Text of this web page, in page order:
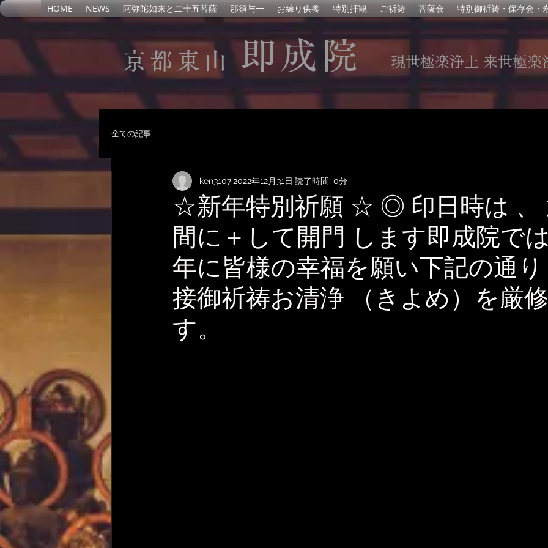
HOME NEWS 阿弥陀如来と二十五菩薩 那須与一 お練り供養 特別拝観 ご祈祷 菩薩会 特別御祈祷・保存会・
京都東山 即成院 現世極楽浄土 来世極
全ての記事
☆新年特別祈願 ☆ ◎ 印日時は 、
間に＋して開門 します即成院で
年に皆様の幸福を願い下記の通
接御祈祷お清浄 （きよめ）を厳
す。
ken31072022年12月31日 読了時間: 0分